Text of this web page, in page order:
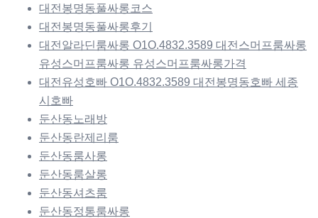
대전봉명동풀싸롱코스
대전봉명동풀싸롱후기
대전알라딘룸싸롱 O1O.4832.3589 대전스머프룸싸롱
유성스머프룸싸롱 유성스머프룸싸롱가격
대전유성호빠 O1O.4832.3589 대전봉명동호빠 세종
시호빠
둔산동노래방
둔산동란제리룸
둔산동룸사롱
둔산동룸살롱
둔산동셔츠룸
둔산동정통룸싸롱